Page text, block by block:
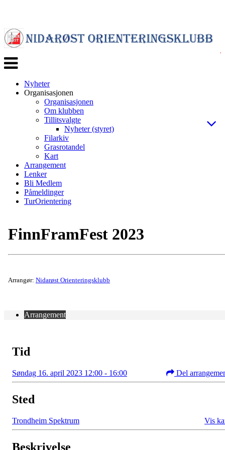
Veksle
navigasjon
Nyheter
Organisasjonen
Organisasjonen
Om klubben
Tillitsvalgte
Nyheter (styret)
Filarkiv
Grasrotandel
Kart
Arrangement
Lenker
Bli Medlem
Påmeldinger
TurOrientering
FinnFramFest 2023
Arrangør: Nidarøst Orienteringsklubb
Arrangement
Tid
Søndag 16. april 2023 12:00 - 16:00 Del
Sted
Trondheim Spektrum Vis
Beskrivelse